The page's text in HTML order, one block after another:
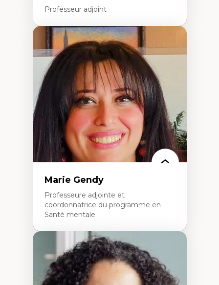
Professeur adjoint
Expertises
Théories du développement
Économie politique comparée
Élites économiques
Sociologie économique
Extractivisme
Classes sociales
Mouvements sociaux
Théories de l’État
Marie Gendy
Professeure adjointe et
coordonnatrice du programme en
Santé mentale
Expertises
Neuropsychiatrie et neurosciences
Direction d'essais cliniques
Analyse des politiques et pratiques en santé